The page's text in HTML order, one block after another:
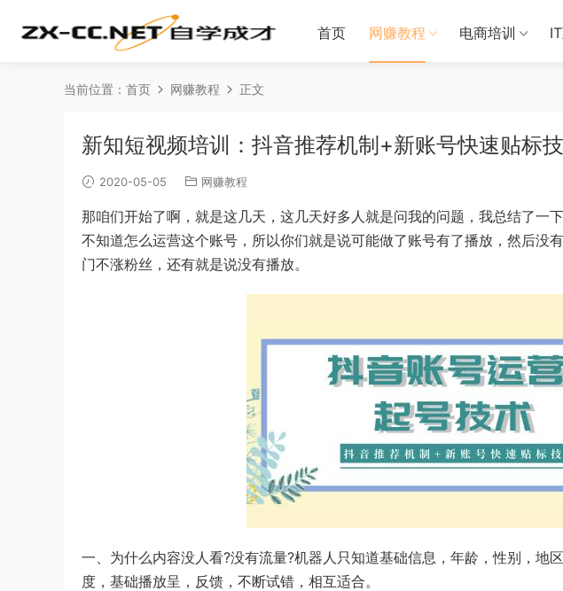
首页 网赚教程 电商培训
当前位置： 首页 网赚教程 正文
新知短视频培训：抖音推荐机制+新账号快速贴标
2020-05-05 网赚教程
那咱们开始了啊，就是这几天，这几天好多人就是问我的问题，我总结了一
不知道怎么运营这个账号，所以你们就是说可能做了账号有了播放，然后没
门不涨粉丝，还有就是说没有播放。
一、为什么内容没人看?没有流量?机器人只知道基础信息，年龄，性别，地
度，基础播放呈，反馈，不断试错，相互适合。